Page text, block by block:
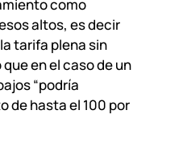
como
altos, es decir
tarifa plena sin
en el caso de un
“podría
de hasta el 100 por